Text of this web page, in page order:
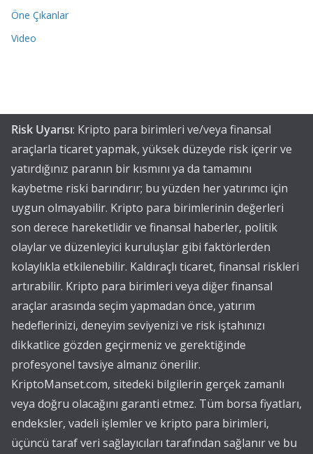
Öne Çıkanlar
Video
Risk Uyarısı: Kripto para birimleri ve/veya finansal
araçlarla ticaret yapmak, yüksek düzeyde risk içerir ve
yatırdığınız paranın bir kısmını ya da tamamını
kaybetme riski barındırır; bu yüzden her yatırımcı için
uygun olmayabilir. Kripto para birimlerinin değerleri
son derece hareketlidir ve finansal haberler, politik
olaylar ve düzenleyici kuruluşlar gibi faktörlerden
kolaylıkla etkilenebilir. Kaldıraçlı ticaret, finansal riskleri
artırabilir. Kripto para birimleri veya diğer finansal
araçlar arasında seçim yapmadan önce, yatırım
hedeflerinizi, deneyim seviyenizi ve risk iştahınızı
dikkatlice gözden geçirmeniz ve gerektiğinde
profesyonel tavsiye almanız önerilir.
KriptoManset.com, sitedeki bilgilerin gerçek zamanlı
veya doğru olacağını garanti etmez. Tüm borsa fiyatları,
endeksler, vadeli işlemler ve kripto para birimleri,
üçüncü taraf veri sağlayıcıları tarafından sağlanır ve bu